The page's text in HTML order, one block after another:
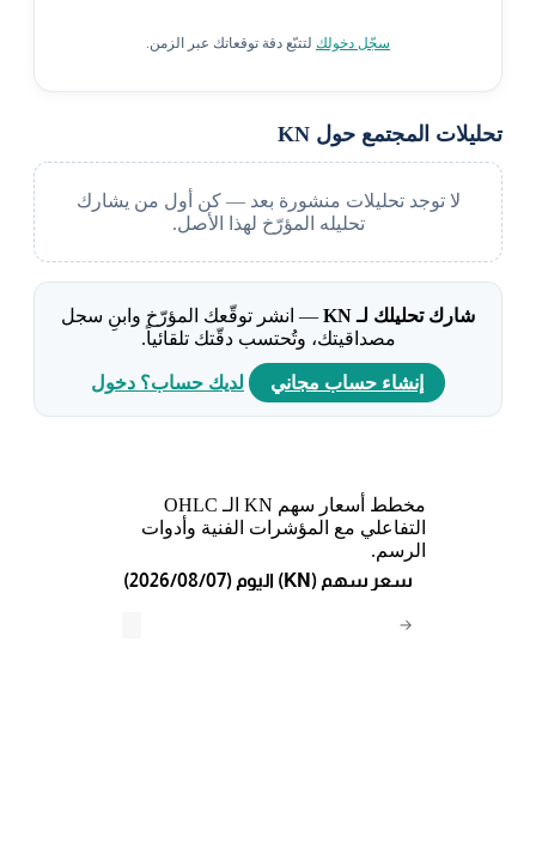
سجّل دخولكلتتبّع دقة توقعاتك عبر الزمن.
تحليلات المجتمع حول KN
لا توجد تحليلات منشورة بعد — كن أول من يشارك
تحليله المؤرّخ لهذا الأصل.
شارك تحليلك لـ KN
— انشر توقّعك المؤرّخ وابنِ سجل
مصداقيتك، وتُحتسب دقّتك تلقائياً.
إنشاء حساب مجاني لديك حساب؟ دخول
مخطط أسعار سهم KN الـ OHLC
التفاعلي مع المؤشرات الفنية وأدوات
الرسم.
→
(2026/08/07) اليوم (KN) سعر سهم